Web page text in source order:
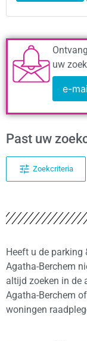
uw
e-
Past uw
Zoekcriteria
Heeft u de parking
Agatha-Berchem
altijd zoeken in de
Agatha-Berchem
woningen